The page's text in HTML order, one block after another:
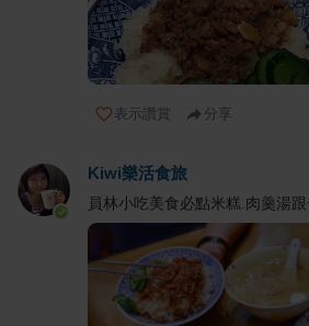
表示讚賞 分享
Kiwi樂活食旅
員林小吃美食必點米糕.肉羹湯跟